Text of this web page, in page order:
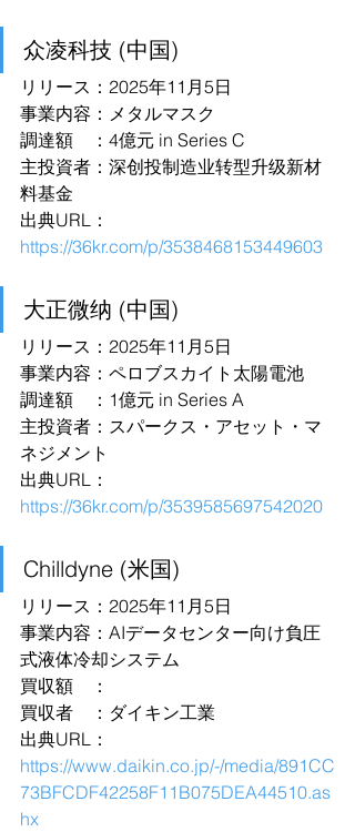
众凌科技 (中国)
リリース：2025年11月5日
事業内容：メタルマスク
調達額　：4億元 in Series C
主投資者：深创投制造业转型升级新材
料基金
出典URL：
https://36kr.com/p/3538468153449603
大正微纳 (中国)
リリース：2025年11月5日
事業内容：ペロブスカイト太陽電池
調達額　：1億元 in Series A
主投資者：スパークス・アセット・マ
ネジメント
出典URL：
https://36kr.com/p/3539585697542020
Chilldyne (米国)
リリース：2025年11月5日
事業内容：AIデータセンター向け負圧
式液体冷却システム
買収額　：
買収者　：ダイキン工業
出典URL：
https://www.daikin.co.jp/-/media/891CC
73BFCDF42258F11B075DEA44510.as
hx